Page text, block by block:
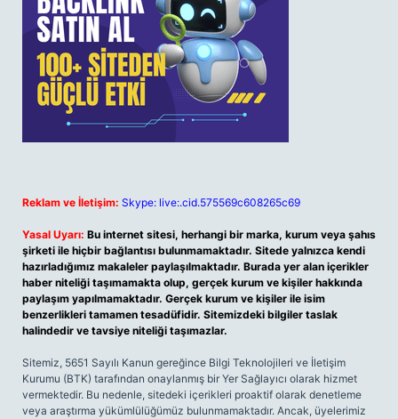
Reklam ve İletişim: Skype: live:.cid.575569c608265c69
Yasal Uyarı: Bu internet sitesi, herhangi bir marka, kurum veya şahıs
şirketi ile hiçbir bağlantısı bulunmamaktadır. Sitede yalnızca kendi
hazırladığımız makaleler paylaşılmaktadır. Burada yer alan içerikler
haber niteliği taşımamakta olup, gerçek kurum ve kişiler hakkında
paylaşım yapılmamaktadır. Gerçek kurum ve kişiler ile isim
benzerlikleri tamamen tesadüfidir. Sitemizdeki bilgiler taslak
halindedir ve tavsiye niteliği taşımazlar.
Sitemiz, 5651 Sayılı Kanun gereğince Bilgi Teknolojileri ve İletişim
Kurumu (BTK) tarafından onaylanmış bir Yer Sağlayıcı olarak hizmet
vermektedir. Bu nedenle, sitedeki içerikleri proaktif olarak denetleme
veya araştırma yükümlülüğümüz bulunmamaktadır. Ancak, üyelerimiz